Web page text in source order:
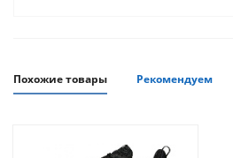
Похожие товары Рекомендуем